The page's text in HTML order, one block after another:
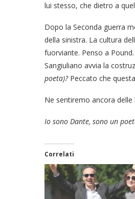
lui stesso, che dietro a
Dopo la Seconda guerra
della sinistra. La cultura
fuorviante. Penso a
Sangiuliano avvia la
poeta)?Peccato che
Ne sentiremo ancora delle
Io sono Dante, sono un
Correlati